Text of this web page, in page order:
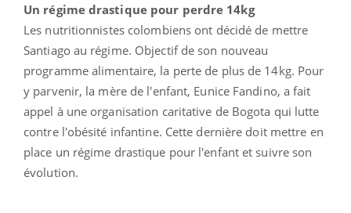
Un régime drastique pour perdre 14kg
Les nutritionnistes colombiens ont décidé de mettre
Santiago au régime. Objectif de son nouveau
programme alimentaire, la perte de plus de 14kg. Pour
y parvenir, la mère de l'enfant, Eunice Fandino, a fait
appel à une organisation caritative de Bogota qui lutte
contre l'obésité infantine. Cette dernière doit mettre en
place un régime drastique pour l'enfant et suivre son
évolution.